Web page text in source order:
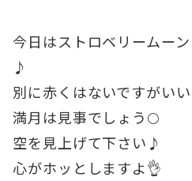
今日はストロベリームー
♪
別に赤くはないですがい
満月は見事でしょう🌕
空を見上げて下さい♪
心がホッとしますよ👌